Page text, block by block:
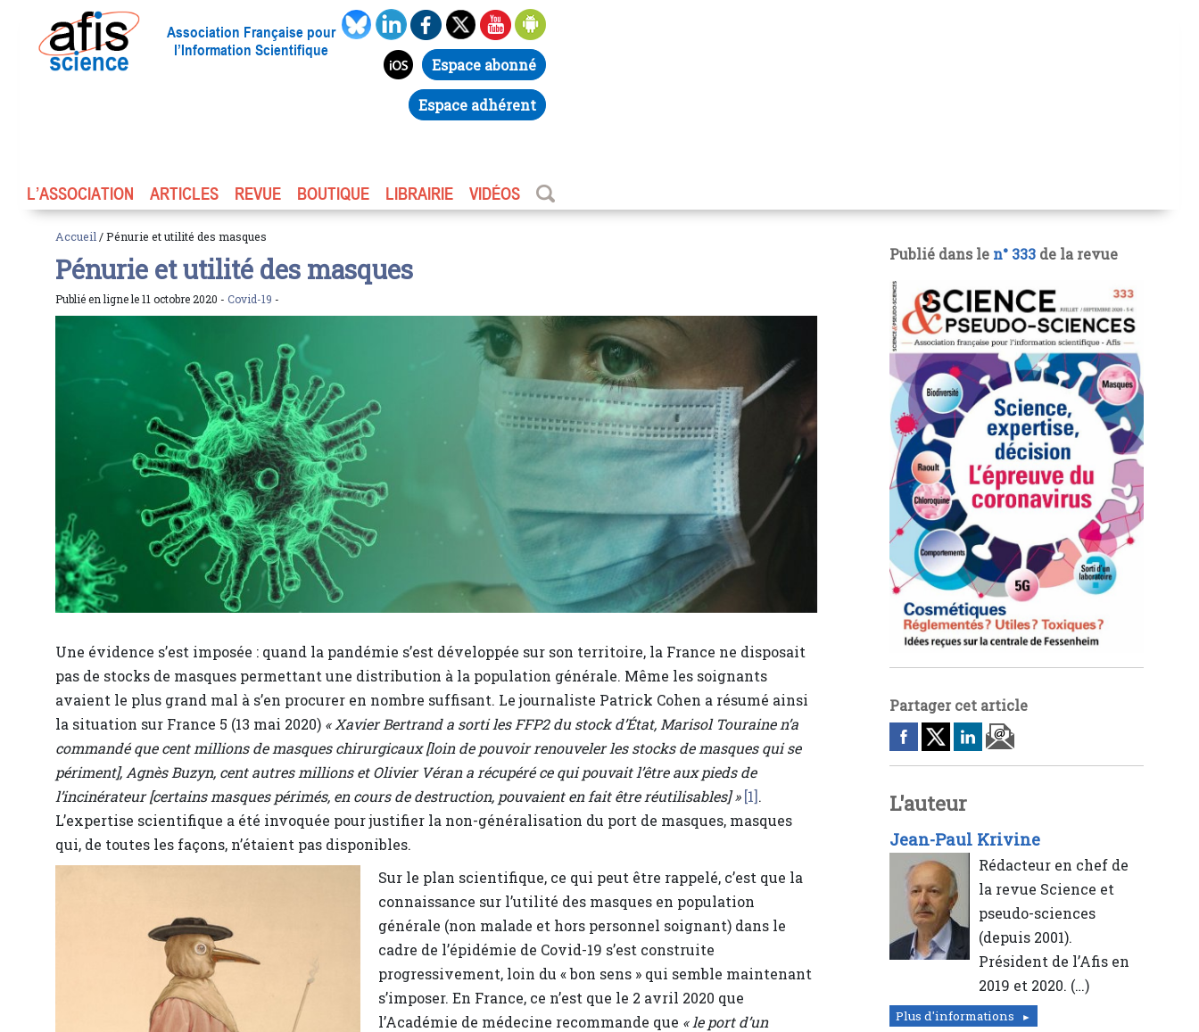
Association Française pour
l’Information Scientifique
Espace abonné
Espace adhérent
L’ASSOCIATION ARTICLES REVUE BOUTIQUE LIBRAIRIE VIDÉOS
Accueil / Pénurie et utilité des masques
Pénurie et utilité des masques
Publié en ligne le 11 octobre 2020 - Covid-19 -
Une évidence s’est imposée : quand la pandémie s’est développée sur son territoire, la France ne disposait
pas de stocks de masques permettant une distribution à la population générale. Même les soignants
avaient le plus grand mal à s’en procurer en nombre suffisant. Le journaliste Patrick Cohen a résumé ainsi
la situation sur France 5 (13 mai 2020) « Xavier Bertrand a sorti les FFP2 du stock d’État, Marisol Touraine n’a
commandé que cent millions de masques chirurgicaux [loin de pouvoir renouveler les stocks de masques qui se
périment], Agnès Buzyn, cent autres millions et Olivier Véran a récupéré ce qui pouvait l’être aux pieds de
l’incinérateur [certains masques périmés, en cours de destruction, pouvaient en fait être réutilisables] » [1].
L’expertise scientifique a été invoquée pour justifier la non-généralisation du port de masques, masques
qui, de toutes les façons, n’étaient pas disponibles.
Sur le plan scientifique, ce qui peut être rappelé, c’est que la
connaissance sur l’utilité des masques en population
générale (non malade et hors personnel soignant) dans le
cadre de l’épidémie de Covid-19 s’est construite
progressivement, loin du « bon sens » qui semble maintenant
s’imposer. En France, ce n’est que le 2 avril 2020 que
l’Académie de médecine recommande que « le port d’un
Publié dans le n° 333 de la revue
Partager cet article
L'auteur
Jean-Paul Krivine
Rédacteur en chef de
la revue Science et
pseudo-sciences
(depuis 2001).
Président de l’Afis en
2019 et 2020. (…)
Plus d'informations